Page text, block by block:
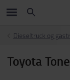
Dieseltruck og
Toyota